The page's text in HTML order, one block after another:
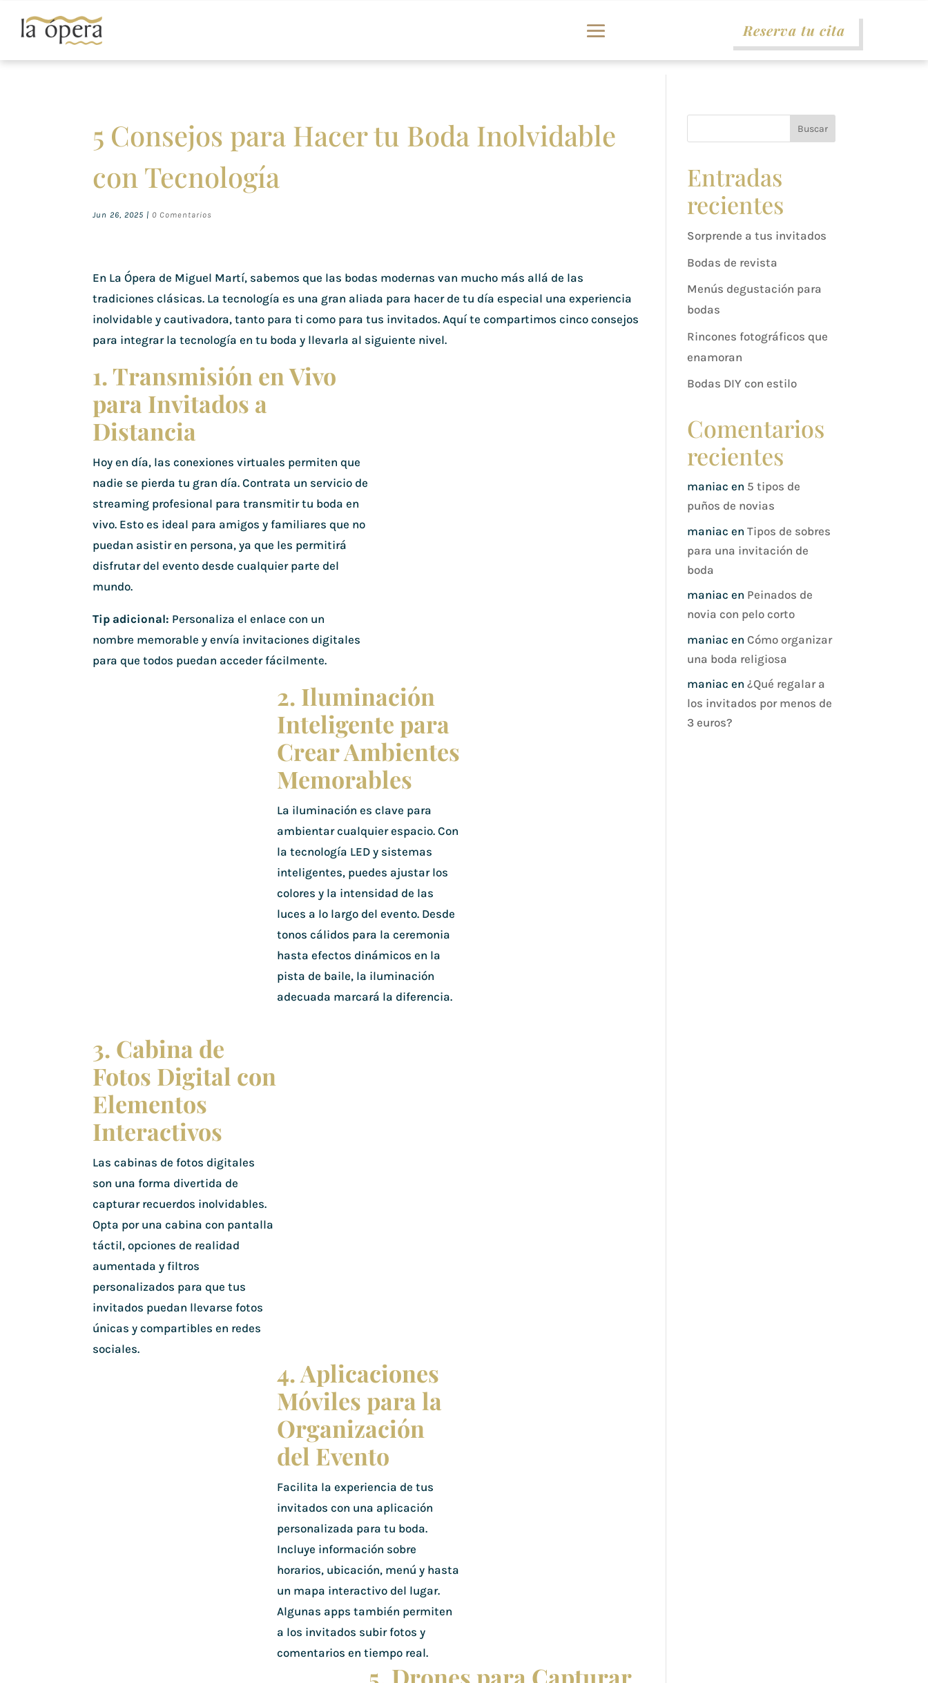
Reserva tu cita
5 Consejos para Hacer tu Boda Inolvidable
con Tecnología
Jun 26, 2025 | 0 Comentarios
En La Ópera de Miguel Martí, sabemos que las bodas modernas van mucho más allá de las
tradiciones clásicas. La tecnología es una gran aliada para hacer de tu día especial una experiencia
inolvidable y cautivadora, tanto para ti como para tus invitados. Aquí te compartimos cinco consejos
para integrar la tecnología en tu boda y llevarla al siguiente nivel.
1. Transmisión en Vivo
para Invitados a
Distancia
Hoy en día, las conexiones virtuales permiten que
nadie se pierda tu gran día. Contrata un servicio de
streaming profesional para transmitir tu boda en
vivo. Esto es ideal para amigos y familiares que no
puedan asistir en persona, ya que les permitirá
disfrutar del evento desde cualquier parte del
mundo.
Tip adicional: Personaliza el enlace con un
nombre memorable y envía invitaciones digitales
para que todos puedan acceder fácilmente.
2. Iluminación
Inteligente para
Crear Ambientes
Memorables
La iluminación es clave para
ambientar cualquier espacio. Con
la tecnología LED y sistemas
inteligentes, puedes ajustar los
colores y la intensidad de las
luces a lo largo del evento. Desde
tonos cálidos para la ceremonia
hasta efectos dinámicos en la
pista de baile, la iluminación
adecuada marcará la diferencia.
3. Cabina de
Fotos Digital con
Elementos
Interactivos
Las cabinas de fotos digitales
son una forma divertida de
capturar recuerdos inolvidables.
Opta por una cabina con pantalla
táctil, opciones de realidad
aumentada y filtros
personalizados para que tus
invitados puedan llevarse fotos
únicas y compartibles en redes
sociales.
4. Aplicaciones
Móviles para la
Organización
del Evento
Facilita la experiencia de tus
invitados con una aplicación
personalizada para tu boda.
Incluye información sobre
horarios, ubicación, menú y hasta
un mapa interactivo del lugar.
Algunas apps también permiten
a los invitados subir fotos y
comentarios en tiempo real.
Buscar
Entradas
recientes
Sorprende a tus invitados
Bodas de revista
Menús degustación para
bodas
Rincones fotográficos que
enamoran
Bodas DIY con estilo
Comentarios
recientes
maniac en 5 tipos de
puños de novias
maniac en Tipos de sobres
para una invitación de
boda
maniac en Peinados de
novia con pelo corto
maniac en Cómo organizar
una boda religiosa
maniac en ¿Qué regalar a
los invitados por menos de
3 euros?